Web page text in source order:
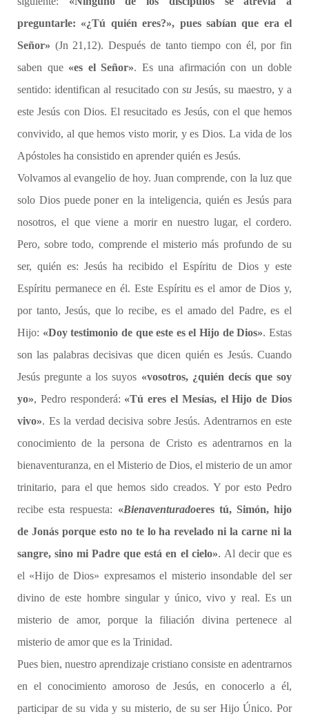
preguntarle: «¿Tú quién eres?», pues sabían que era el
Señor» (Jn 21,12). Después de tanto tiempo con él, por fin
saben que «es el Señor». Es una afirmación con un doble
sentido: identifican al resucitado con su Jesús, su maestro, y a
este Jesús con Dios. El resucitado es Jesús, con el que hemos
convivido, al que hemos visto morir, y es Dios. La vida de los
Apóstoles ha consistido en aprender quién es Jesús.
Volvamos al evangelio de hoy. Juan comprende, con la luz que
solo Dios puede poner en la inteligencia, quién es Jesús para
nosotros, el que viene a morir en nuestro lugar, el cordero.
Pero, sobre todo, comprende el misterio más profundo de su
ser, quién es: Jesús ha recibido el Espíritu de Dios y este
Espíritu permanece en él. Este Espíritu es el amor de Dios y,
por tanto, Jesús, que lo recibe, es el amado del Padre, es el
Hijo: «Doy testimonio de que este es el Hijo de Dios». Estas
son las palabras decisivas que dicen quién es Jesús. Cuando
Jesús pregunte a los suyos «vosotros, ¿quién decís que soy
yo», Pedro responderá: «Tú eres el Mesías, el Hijo de Dios
vivo». Es la verdad decisiva sobre Jesús. Adentrarnos en este
conocimiento de la persona de Cristo es adentrarnos en la
bienaventuranza, en el Misterio de Dios, el misterio de un amor
trinitario, para el que hemos sido creados. Y por esto Pedro
recibe esta respuesta: «Bienaventuradoeres tú, Simón, hijo
de Jonás porque esto no te lo ha revelado ni la carne ni la
sangre, sino mi Padre que está en el cielo». Al decir que es
el «Hijo de Dios» expresamos el misterio insondable del ser
divino de este hombre singular y único, vivo y real. Es un
misterio de amor, porque la filiación divina pertenece al
misterio de amor que es la Trinidad.
Pues bien, nuestro aprendizaje cristiano consiste en adentrarnos
en el conocimiento amoroso de Jesús, en conocerlo a él,
participar de su vida y su misterio, de su ser Hijo Único. Por